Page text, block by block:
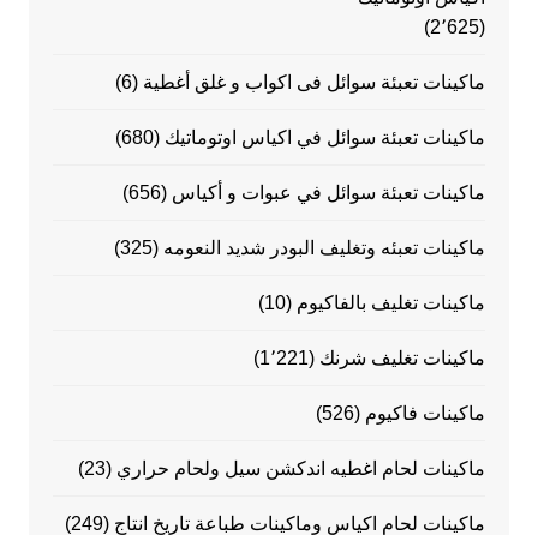
(2٬625)
ماكينات تعبئة سوائل فى اكواب و غلق أغطية (6)
ماكينات تعبئة سوائل في اكياس اوتوماتيك (680)
ماكينات تعبئة سوائل في عبوات و أكياس (656)
ماكينات تعبئه وتغليف البودر شديد النعومه (325)
ماكينات تغليف بالفاكيوم (10)
ماكينات تغليف شرنك (1٬221)
ماكينات فاكيوم (526)
ماكينات لحام اغطيه اندكشن سيل ولحام حراري (23)
ماكينات لحام اكياس وماكينات طباعة تاريخ انتاج (249)